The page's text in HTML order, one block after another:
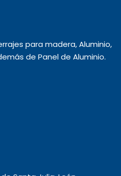
para madera, Aluminio,
de Panel de Aluminio.